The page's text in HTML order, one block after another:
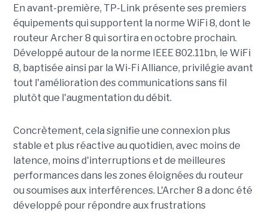
En avant-première, TP-Link présente ses premiers
équipements qui supportent la norme WiFi 8, dont le
routeur Archer 8 qui sortira en octobre prochain.
Développé autour de la norme IEEE 802.11bn, le WiFi
8, baptisée ainsi par la Wi-Fi Alliance, privilégie avant
tout l'amélioration des communications sans fil
plutôt que l'augmentation du débit.
Concrètement, cela signifie une connexion plus
stable et plus réactive au quotidien, avec moins de
latence, moins d'interruptions et de meilleures
performances dans les zones éloignées du routeur
ou soumises aux interférences. L'Archer 8 a donc été
développé pour répondre aux frustrations